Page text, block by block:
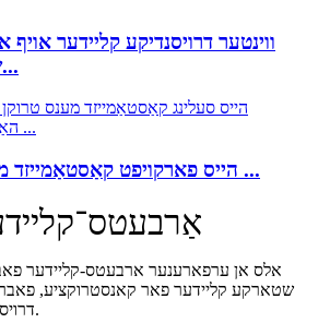
ווינטער דרויסנדיקע קליידער אויף
שטייגער...
הייס פארקויפט קאַסטאַמייזד מענעריש ...
אלס אן ערפארענער ארבעטס-קליידער
שטארקע קליידער פאר קאנסטרוקציע,
דרויסנדיגע ארבעטס-סביבות.